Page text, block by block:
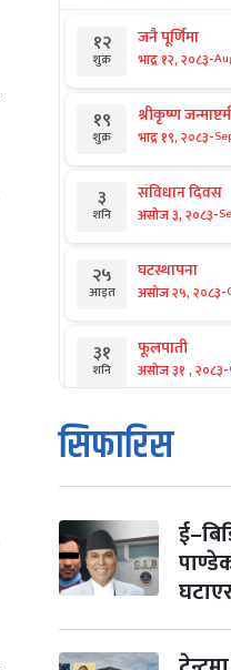
१२
शुक्र
जनै पूर्णिमा
भाद्र १२, २०८३-
१९
शुक्र
श्रीकृष्ण
भाद्र १९, २०८३-
३
शनि
संविधान दिवस
असोज ३, २०८३-
२५
आइत
घटस्थापना
असोज २५, २०८३-
३१
शनि
फूलपाती
असोज ३१ , २०८३-
१
आइत
कार्तिक सङ्क्रान्ति
कार्तिक १, २०८३
मंगल कार्तिक ३, २०८३-
४ विजयादशमी
कार्तिक ४, २०८३-
५ पापा‌ङ्कुशा
सिफारिस